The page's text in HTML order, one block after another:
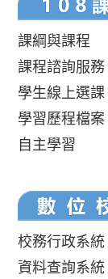
課綱與課程
課程諮詢服務
學生線上選課
學習歷程檔案
自主學習
校務行政系統
資料查詢系統